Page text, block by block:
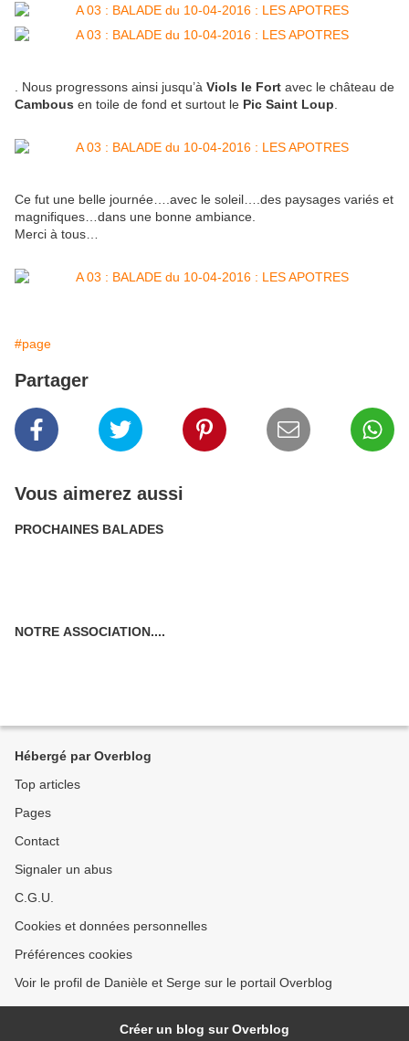
. Nous progressons ainsi jusqu’à Viols le Fort avec le château de
Cambous en toile de fond et surtout le Pic Saint Loup
Ce fut une belle journée….avec le soleil….des paysages variés et
magnifiques…dans une bonne ambiance.
Merci à tous…
#page
Partager
Vous aimerez aussi
PROCHAINES BALADES
NOTRE ASSOCIATION....
Hébergé par Overblog
Top articles
Pages
Contact
Signaler un abus
C.G.U.
Cookies et données personnelles
Préférences cookies
Voir le profil de Danièle et Serge sur le portail Overblog
Créer un blog sur Overblog